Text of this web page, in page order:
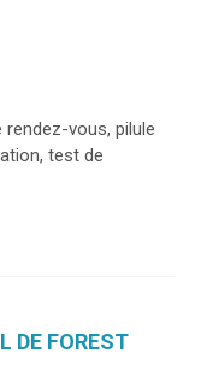
vous, pilule
test de
DE FOREST